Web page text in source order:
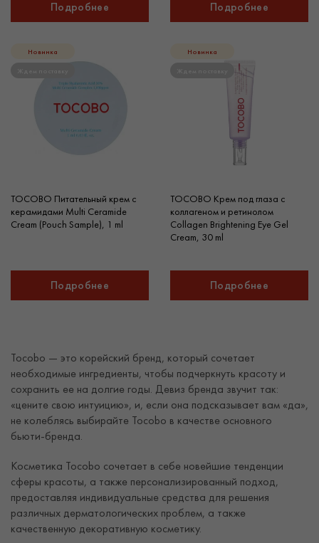
Подробнее Подробнее
Новинка
TOCOBO Питательный крем с
керамидами Multi Ceramide
Cream (Pouch Sample), 1 ml
Подробнее
Новинка
TOCOBO Крем под глаза с
коллагеном и ретинолом
Collagen Brightening Eye Gel
Cream, 30 ml
Подробнее
Tocobo — это корейский бренд, который сочетает
необходимые ингредиенты, чтобы подчеркнуть красоту и
сохранить ее на долгие годы. Девиз бренда звучит так:
«цените свою интуицию», и, если она подсказывает вам «да»,
не колеблясь выбирайте Tocobo в качестве основного
бьюти-бренда.
Косметика Tocobo сочетает в себе новейшие тенденции
сферы красоты, а также персонализированный подход,
предоставляя индивидуальные средства для решения
различных дерматологических проблем, а также
качественную декоративную косметику.